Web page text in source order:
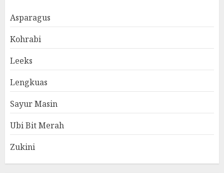
Asparagus
Kohrabi
Leeks
Lengkuas
Sayur Masin
Ubi Bit Merah
Zukini